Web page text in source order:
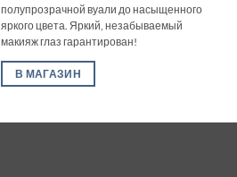
полупрозрачной вуали до насыщенного
яркого цвета. Яркий, незабываемый
макияж глаз гарантирован!
В МАГАЗИН